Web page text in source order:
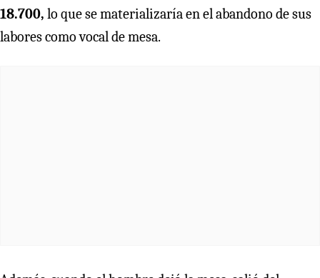
18.700, lo que se materializaría en el abandono de sus
labores como vocal de mesa.